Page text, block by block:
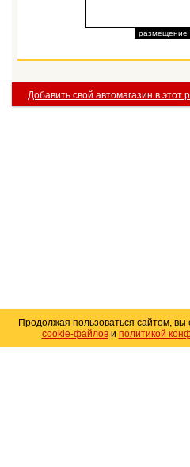
размещение
Добавить свой автомагазин в этот
Продолжая пользоваться сайтом, вы
cookie-файлови политикой